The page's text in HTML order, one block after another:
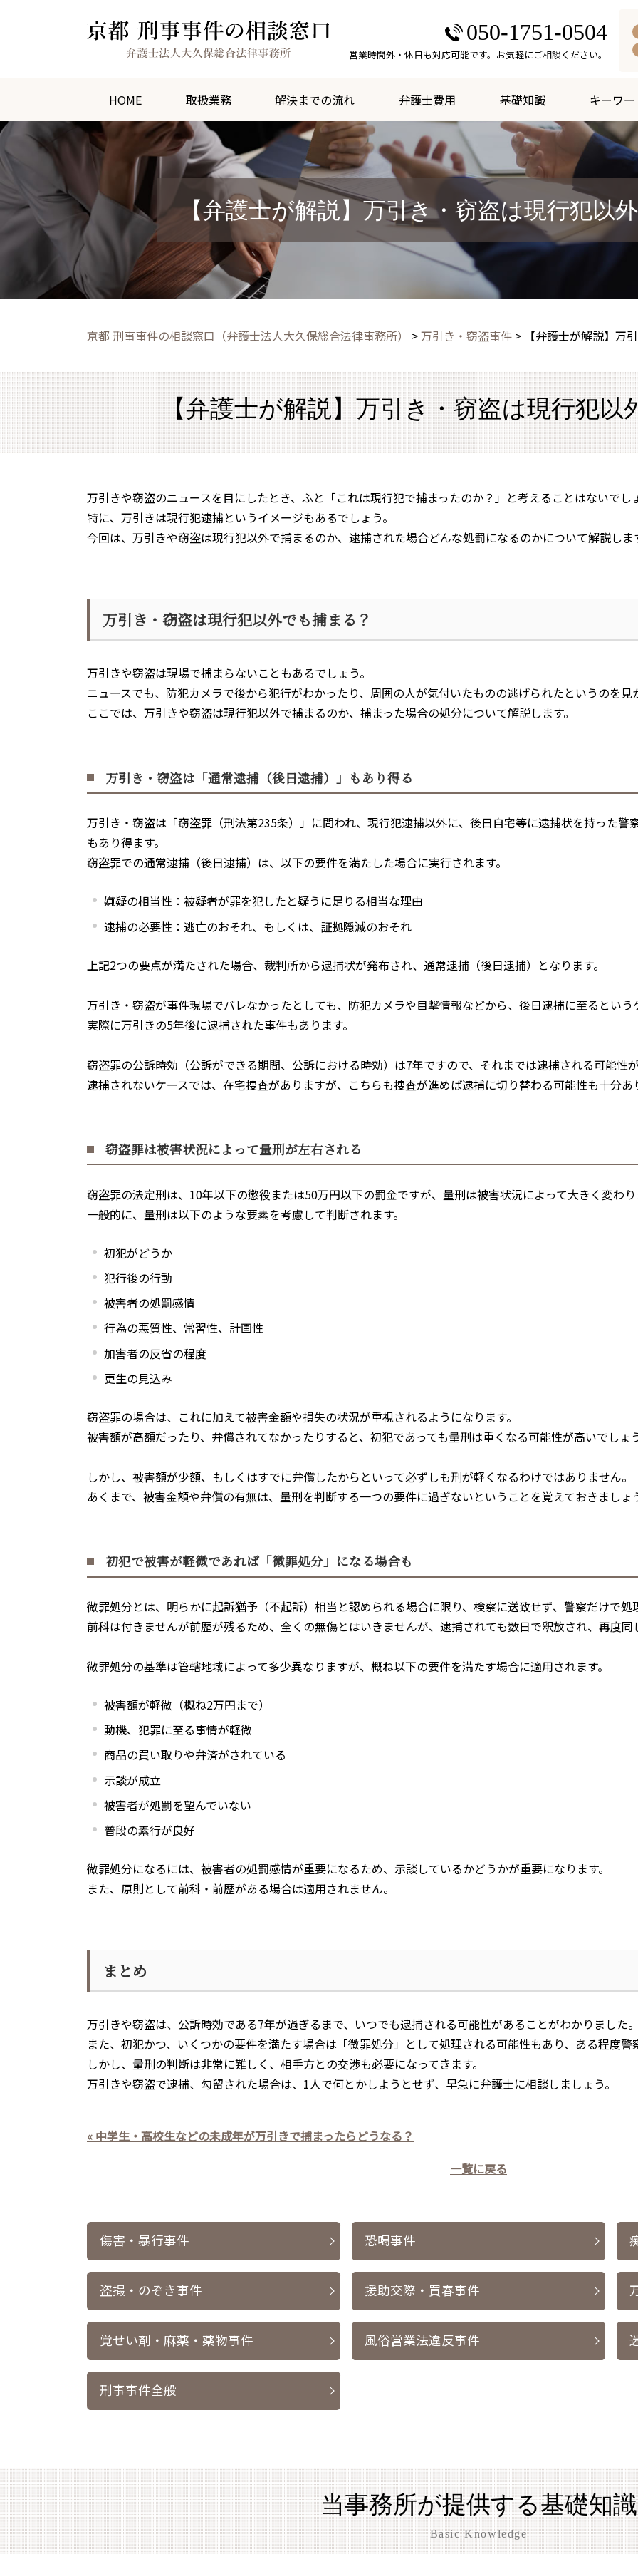
050-1751-0504
営業時間外・休日も対応可能です。お気軽にご相談ください。
【弁護士が解説】万引き・窃盗は現行犯以
HOME 取扱業務 解決までの流れ 弁護士費用 基礎知識 キーワー
京都 刑事事件の相談窓口（弁護士法人大久保総合法律事務所） >万引き・窃盗事件 > 【弁護士が解説】万
【弁護士が解説】万引き・窃盗は現行犯以
万引きや窃盗のニュースを目にしたとき、ふと「これは現行犯で捕まったのか？」と考えることはないでし
特に、万引きは現行犯逮捕というイメージもあるでしょう。
今回は、万引きや窃盗は現行犯以外で捕まるのか、逮捕された場合どんな処罰になるのかについて解説しま
万引き・窃盗は現行犯以外でも捕まる？
万引きや窃盗は現場で捕まらないこともあるでしょう。
ニュースでも、防犯カメラで後から犯行がわかったり、周囲の人が気付いたものの逃げられたというのを見
ここでは、万引きや窃盗は現行犯以外で捕まるのか、捕まった場合の処分について解説します。
万引き・窃盗は「通常逮捕（後日逮捕）」もあり得る
万引き・窃盗は「窃盗罪（刑法第235条）」に問われ、現行犯逮捕以外に、後日自宅等に逮捕状を持った警
もあり得ます。
窃盗罪での通常逮捕（後日逮捕）は、以下の要件を満たした場合に実行されます。
嫌疑の相当性：被疑者が罪を犯したと疑うに足りる相当な理由
逮捕の必要性：逃亡のおそれ、もしくは、証拠隠滅のおそれ
上記2つの要点が満たされた場合、裁判所から逮捕状が発布され、通常逮捕（後日逮捕）となります。
万引き・窃盗が事件現場でバレなかったとしても、防犯カメラや目撃情報などから、後日逮捕に至るという
実際に万引きの5年後に逮捕された事件もあります。
窃盗罪の公訴時効（公訴ができる期間、公訴における時効）は7年ですので、それまでは逮捕される可能性
逮捕されないケースでは、在宅捜査がありますが、こちらも捜査が進めば逮捕に切り替わる可能性も十分あ
窃盗罪は被害状況によって量刑が左右される
窃盗罪の法定刑は、 10年以下の懲役または50万円以下の罰金ですが、量刑は被害状況によって大きく変わり
一般的に、量刑は以下のような要素を考慮して判断されます。
初犯がどうか
犯行後の行動
被害者の処罰感情
行為の悪質性、常習性、計画性
加害者の反省の程度
更生の見込み
窃盗罪の場合は、これに加えて被害金額や損失の状況が重視されるようになります。
被害額が高額だったり、弁償されてなかったりすると、初犯であっても量刑は重くなる可能性が高いでしょう
しかし、被害額が少額、もしくはすでに弁償したからといって必ずしも刑が軽くなるわけではありません。
あくまで、被害金額や弁償の有無は、量刑を判断する一つの要件に過ぎないということを覚えておきましょ
初犯で被害が軽微であれば「微罪処分」になる場合も
微罪処分とは、明らかに起訴猶予（不起訴）相当と認められる場合に限り、検察に送致せず、警察だけで処
前科は付きませんが前歴が残るため、全くの無傷とはいきませんが、逮捕されても数日で釈放され、再度同
微罪処分の基準は管轄地域によって多少異なりますが、概ね以下の要件を満たす場合に適用されます。
被害額が軽微（概ね2万円まで）
動機、犯罪に至る事情が軽微
商品の買い取りや弁済がされている
示談が成立
被害者が処罰を望んでいない
普段の素行が良好
微罪処分になるには、被害者の処罰感情が重要になるため、示談しているかどうかが重要になります。
また、原則として前科・前歴がある場合は適用されません。
まとめ
万引きや窃盗は、公訴時効である7年が過ぎるまで、いつでも逮捕される可能性があることがわかりました。
また、初犯かつ、いくつかの要件を満たす場合は「微罪処分」として処理される可能性もあり、ある程度警
しかし、量刑の判断は非常に難しく、相手方との交渉も必要になってきます。
万引きや窃盗で逮捕、勾留された場合は、 1人で何とかしようとせず、早急に弁護士に相談しましょう。
« 中学生・高校生などの未成年が万引きで捕まったらどうなる？
一覧に戻る
傷害・暴行事件 恐喝事件
盗撮・のぞき事件 援助交際・買春事件
覚せい剤・麻薬・薬物事件 風俗営業法違反事件
刑事事件全般
当事務所が提供する基礎知識
Basic Knowledge